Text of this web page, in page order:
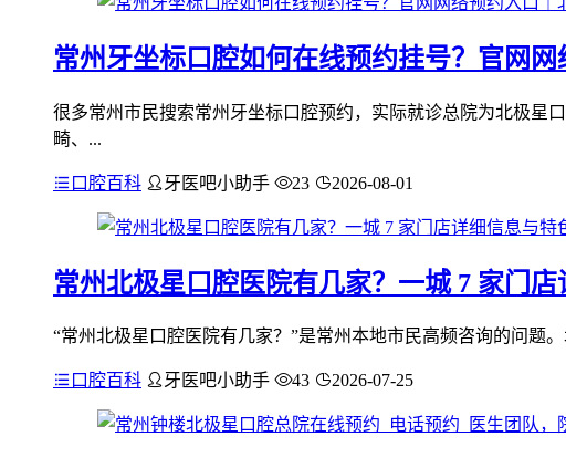
常州牙坐标口腔如何在线预约挂号？官网
很多常州市民搜索常州牙坐标口腔预约，实际就诊总院为北极星
畸、...
口腔百科 牙医吧小助手 23 2026-08-01
常州北极星口腔医院有几家？一城 7 家门
“常州北极星口腔医院有几家？”是常州本地市民高频咨询的问题
口腔百科 牙医吧小助手 43 2026-07-25